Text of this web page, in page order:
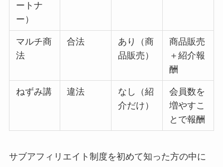
ートナ
ー）
マルチ商
法
合法
あり（商
品販売）
商品販売
＋紹介報
酬
ねずみ講 違法
なし（紹
介だけ）
会員数を
増やすこ
とで報酬
サブアフィリエイト制度を初めて知った方の中に